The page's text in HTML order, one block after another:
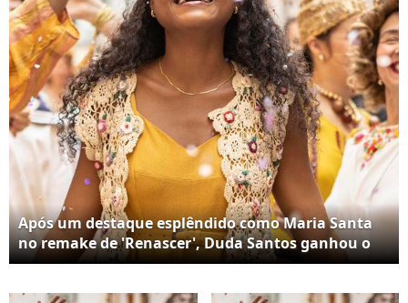
Após um destaque esplêndido como Maria Santa
no remake de 'Renascer', Duda Santos ganhou o
posto de atriz principal em 'Garota do Momento'.